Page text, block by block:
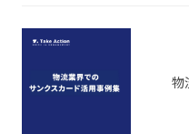
物